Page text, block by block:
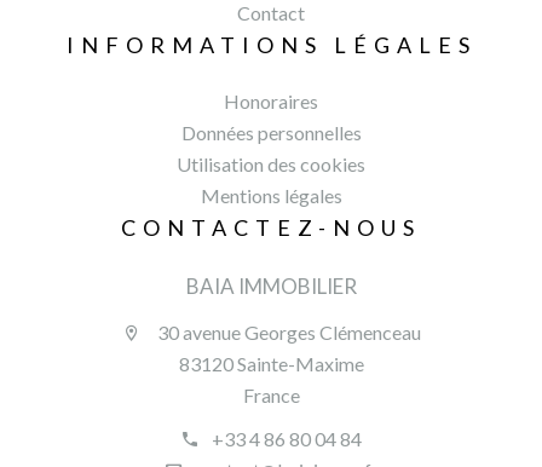
Contact
INFORMATIONS LÉGALES
Honoraires
Données personnelles
Utilisation des cookies
Mentions légales
CONTACTEZ-NOUS
BAIA IMMOBILIER
30 avenue Georges Clémenceau
83120 Sainte-Maxime
France
+33 4 86 80 04 84